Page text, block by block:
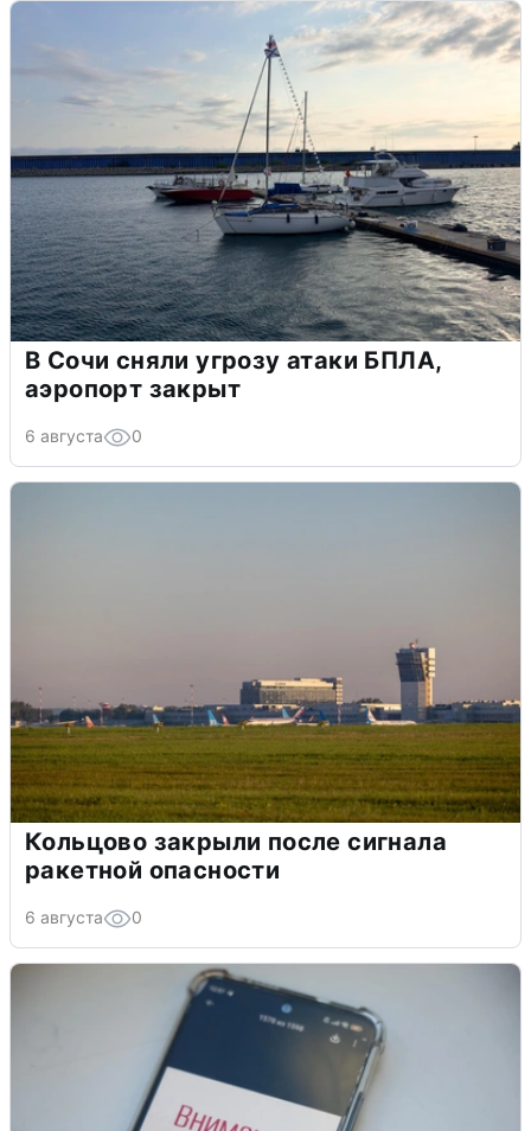
В Сочи сняли угрозу атаки БПЛА,
аэропорт закрыт
6 августа 0
Кольцово закрыли после сигнала
ракетной опасности
6 августа 0